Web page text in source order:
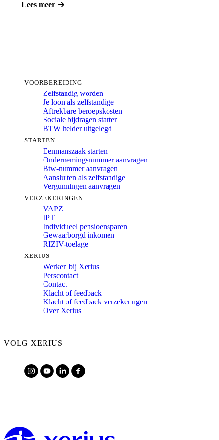
Lees meer
VOORBEREIDING
Zelfstandig worden
Je loon als zelfstandige
Aftrekbare beroepskosten
Sociale bijdragen starter
BTW helder uitgelegd
STARTEN
Eenmanszaak starten
Ondernemingsnummer aanvragen
Btw-nummer aanvragen
Aansluiten als zelfstandige
Vergunningen aanvragen
VERZEKERINGEN
VAPZ
IPT
Individueel pensioensparen
Gewaarborgd inkomen
RIZIV-toelage
XERIUS
Werken bij Xerius
Perscontact
Contact
Klacht of feedback
Klacht of feedback verzekeringen
Over Xerius
VOLG XERIUS